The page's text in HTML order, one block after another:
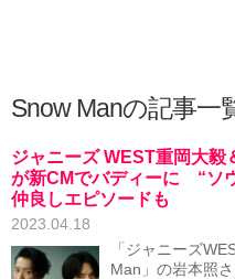
Snow Manの記事一
ジャニーズ WEST重岡大
が新CMでバディーに “ソ
仲良しエピソードも
2023.04.18
「ジャニーズ
Man」の岩本照